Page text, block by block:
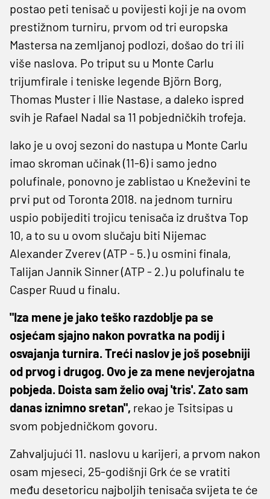
postao peti tenisač u povijesti koji je na ovom
prestižnom turniru, prvom od tri europska
Mastersa na zemljanoj podlozi, došao do tri ili
više naslova. Po triput su u Monte Carlu
trijumfirale i teniske legende Björn Borg,
Thomas Muster i Ilie Nastase, a daleko ispred
svih je Rafael Nadal sa 11 pobjedničkih trofeja.
Iako je u ovoj sezoni do nastupa u Monte Carlu
imao skroman učinak (11-6) i samo jedno
polufinale, ponovno je zablistao u Kneževini te
prvi put od Toronta 2018. na jednom turniru
uspio pobijediti trojicu tenisača iz društva Top
10, a to su u ovom slučaju biti Nijemac
Alexander Zverev (ATP - 5.) u osmini finala,
Talijan Jannik Sinner (ATP - 2.) u polufinalu te
Casper Ruud u finalu.
"Iza mene je jako teško razdoblje pa se
osjećam sjajno nakon povratka na podij i
osvajanja turnira. Treći naslov je još posebniji
od prvog i drugog. Ovo je za mene nevjerojatna
pobjeda. Doista sam želio ovaj 'tris'. Zato sam
danas iznimno sretan", rekao je Tsitsipas u
svom pobjedničkom govoru.
Zahvaljujući 11. naslovu u karijeri, a prvom nakon
osam mjeseci, 25-godišnji Grk će se vratiti
među desetoricu najboljih tenisača svijeta te će